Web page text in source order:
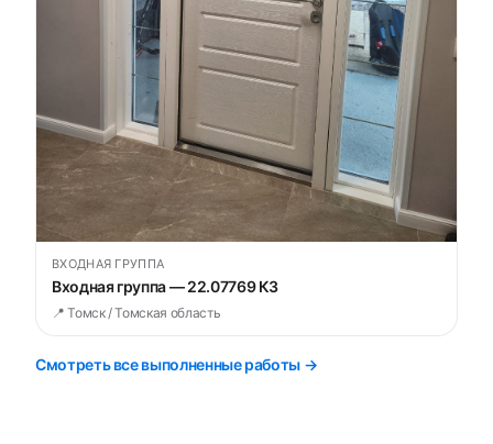
ВХОДНАЯ ГРУППА
Входная группа — 22.07769 К3
📍 Томск / Томская область
Смотреть все выполненные работы →